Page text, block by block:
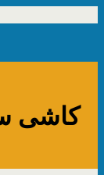
کاشی